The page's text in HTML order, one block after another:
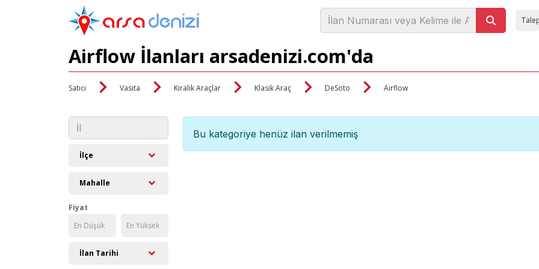
Airflow İlanları arsadenizi.com'da
Satıcı Vasıta Kiralık Araçlar Klasik Araç DeSoto Airflow
İlçe
Mahalle
Fiyat
İlan Tarihi
Bu kategoriye henüz ilan verilmemiş